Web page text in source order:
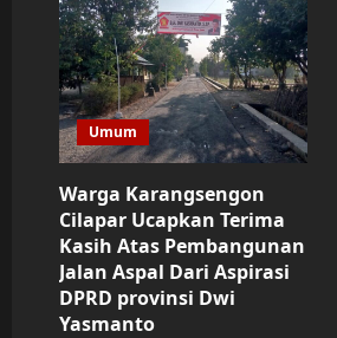
PKH
di
Kalikajar
Masuk
Tahap
Penyidikan,
Kejari
Wonosobo
Geledah
Kantor
Sosial
Umum
Warga Karangsengon
Cilapar Ucapkan Terima
Kasih Atas Pembangunan
Jalan Aspal Dari Aspirasi
DPRD provinsi Dwi
Yasmanto